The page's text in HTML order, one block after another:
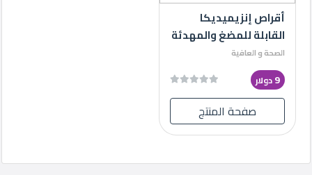
أقراص إنزيميديكا
القابلة للمضغ والمهدئة
الصحة و العافية
9دولار
صفحة المنتج